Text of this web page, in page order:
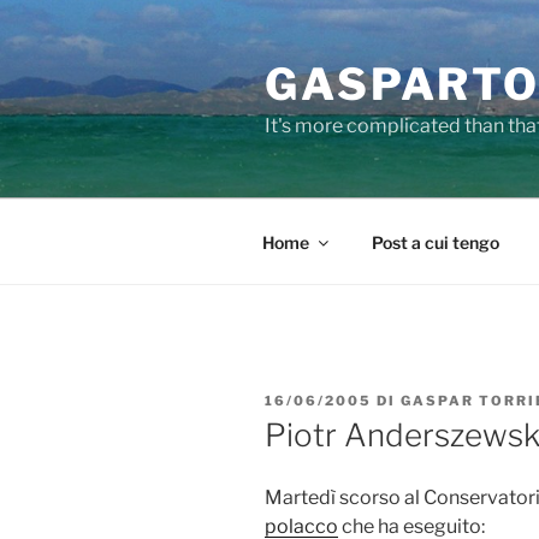
al
It's more complicated than
Home Post a cui tengo
PUBBLICATO
IL
16/06/2005 DI GASPAR
Piotr
Martedì scorso al
polacco che ha eseguito: